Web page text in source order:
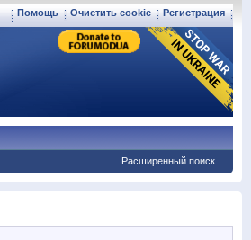
Регистрация
Очистить cookie
Помощь
Расширенный поиск